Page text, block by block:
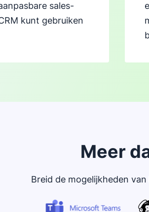
sales-
kunt gebruiken
Meer
Breid de mogelijkheden